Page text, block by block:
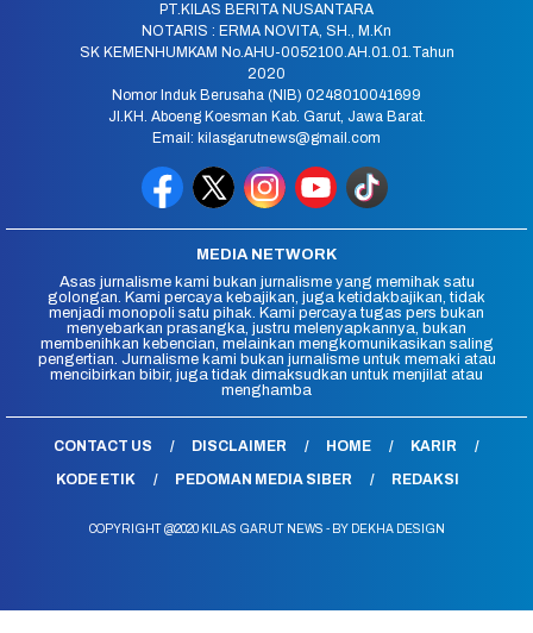
PT.KILAS BERITA NUSANTARA
NOTARIS : ERMA NOVITA, SH., M.Kn
SK KEMENHUMKAM No.AHU-0052100.AH.01.01.Tahun
2020
Nomor Induk Berusaha (NIB) 0248010041699
Jl.KH. Aboeng Koesman Kab. Garut, Jawa Barat.
Email: kilasgarutnews@gmail.com
MEDIA NETWORK
Asas jurnalisme kami bukan jurnalisme yang memihak satu
golongan. Kami percaya kebajikan, juga ketidakbajikan, tidak
menjadi monopoli satu pihak. Kami percaya tugas pers bukan
menyebarkan prasangka, justru melenyapkannya, bukan
membenihkan kebencian, melainkan mengkomunikasikan saling
pengertian. Jurnalisme kami bukan jurnalisme untuk memaki atau
mencibirkan bibir, juga tidak dimaksudkan untuk menjilat atau
menghamba
CONTACT US DISCLAIMER HOME
KARIR
KODE ETIK
PEDOMAN MEDIA SIBER REDAKSI
COPYRIGHT @2020 KILAS GARUT NEWS - BY DEKHA DESIGN